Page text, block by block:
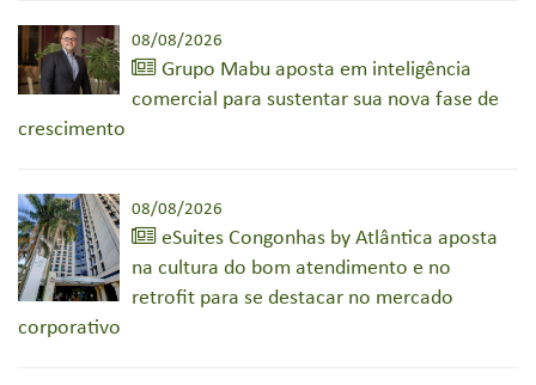
08/08/2026
Grupo Mabu aposta em inteligência
comercial para sustentar sua nova fase de
crescimento
08/08/2026
eSuites Congonhas by Atlântica aposta
na cultura do bom atendimento e no
retrofit para se destacar no mercado
corporativo